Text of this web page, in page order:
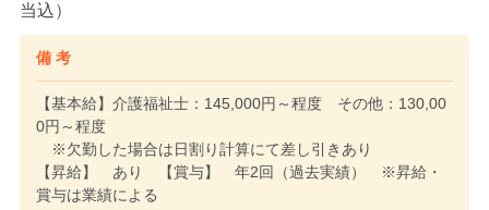
当込）
備 考
【基本給】介護福祉士：145,000円～程度 その他：130,00
0円～程度
※欠勤した場合は日割り計算にて差し引きあり
【昇給】 あり 【賞与】 年2回（過去実績） ※昇給・
賞与は業績による